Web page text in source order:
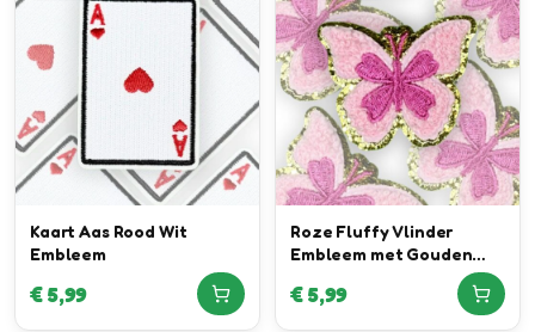
Kaart Aas Rood Wit
Embleem
€5,99
Roze Fluffy Vlinder
Embleem met Gouden
€5,99